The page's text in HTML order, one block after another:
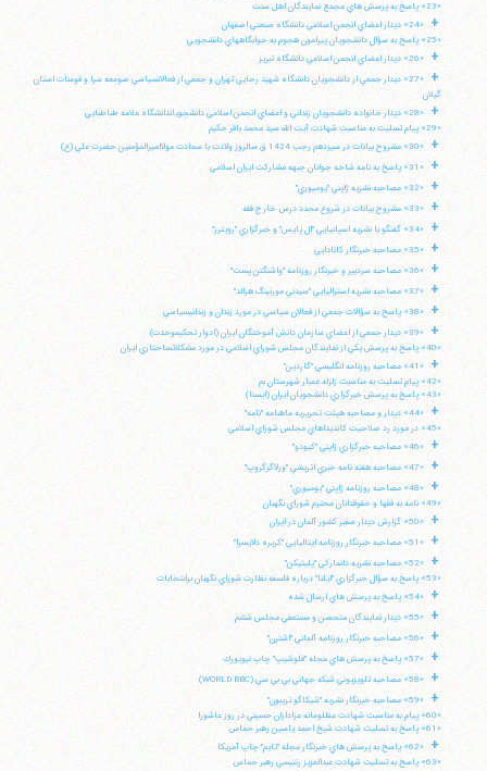
«23» پاسخ به پرسش هاي مجمع نمايندگان اهل سنت
+
«24» ديدار اعضاي انجمن اسلامي دانشگاه صنعتي اصفهان
«25» پاسخ به سؤال دانشجويان پيرامون هجوم به خوابگاههاي دانشجويي
+ «26» ديدار اعضاي انجمن اسلامي دانشگاه تبريز
+
«27» ديدار جمعي از دانشجويان دانشگاه شهيد رجايي تهران و جمعي از فعالانسياسي صومعه سرا و فومنات استان
گيلان
+
«28» ديدار خانواده دانشجويان زنداني و اعضاي انجمن اسلامي دانشجوياندانشگاه علامه طباطبايي
«29» پيام تسليت به مناسبت شهادت آيت الله سيد محمد باقر حكيم
+ «30» مشروح بيانات در سيزدهم رجب 1424 ق سالروز ولادت با سعادت مولااميرالمؤمنين حضرت علي (ع)
+ «31» پاسخ به نامه شاخه جوانان جبهه مشاركت ايران اسلامي
+ «32» مصاحبه نشريه ژاپني "يوميوري"
+ «33» مشروح بيانات در شروع مجدد درس خارج فقه
+ «34» گفتگو با نشريه اسپانيايي "ال پايس" و خبرگزاري "رويترز"
+ «35» مصاحبه خبرنگار كانادايي
+ «36» مصاحبه سردبير و خبرنگار روزنامه "واشنگتن پست"
+ «37» مصاحبه نشريه استراليايي "سيدني مورنينگ هرالد"
+ «38» پاسخ به سؤالات جمعي از فعالان سياسي در مورد زندان و زندانيسياسي
+
«39» ديدار جمعي از اعضاي سازمان دانش آموختگان ايران (ادوار تحكيموحدت)
«40» پاسخ به پرسش يكي از نمايندگان مجلس شوراي اسلامي در مورد مشكلاتساختاري ايران
+
«41» مصاحبه روزنامه انگليسي "گاردين"
«42» پيام تسليت به مناسبت زلزله غمبار شهرستان بم
«43» پاسخ به پرسش خبرگزاري دانشجويان ايران (ايسنا)
+
«44» ديدار و مصاحبه هيئت تحريريه ماهنامه "نامه"
«45» در مورد رد صلاحيت كانديداهاي مجلس شوراي اسلامي
+ «46» مصاحبه خبرگزاري ژاپني "كيودو"
+ «47» مصاحبه هفته نامه خبري اتريشي "ورلاگزگروپ"
+
«48» مصاحبه روزنامه ژاپني "يوميوري"
«49» نامه به فقها و حقوقدانان محترم شوراي نگهبان
+ «50» گزارش ديدار سفير كشور آلمان در ايران
+ «51» مصاحبه خبرنگار روزنامه ايتاليايي "كريره دلايسرا"
+
«52» مصاحبه نشريه دانماركي "پليتيكن"
«53» پاسخ به سؤال خبرگزاري "ايلنا" درباره فلسفه نظارت شوراي نگهبان برانتخابات
+ «54» پاسخ به پرسش هاي ارسال شده
+ «55» ديدار نمايندگان متحصن و مستعفي مجلس ششم
+ «56» مصاحبه خبرنگار روزنامه آلماني "اشترن"
+ «57» پاسخ به پرسش هاي مجله "فلوشيپ" چاپ نيويورك
+ «58» مصاحبه تلويزيوني شبكه جهاني بي بي سي (WORLD BBC)
+
«59» مصاحبه خبرنگار نشريه "شيكاگو تريبون"
«60» پيام به مناسبت شهادت مظلومانه عزاداران حسيني در روز عاشورا
«61» پاسخ به تسليت شهادت شيخ احمد ياسين رهبر حماس
+
«62» پاسخ به پرسش هاي خبرنگار مجله "تايم" چاپ آمريكا
«63» پاسخ به تسليت شهادت عبدالعزيز رنتيسي رهبر حماس
آیت‌الله منتظری
وب سایت رسمی آیت‌الله منتظری
ایران
قم
میدان مصلّی، بلوار شهید محمّد منتظری، كوچه
شماره ٨
کد پستی: 3713744381
تلفن 37740011-25-98+ تا 14
فکس 37740015-25-98+